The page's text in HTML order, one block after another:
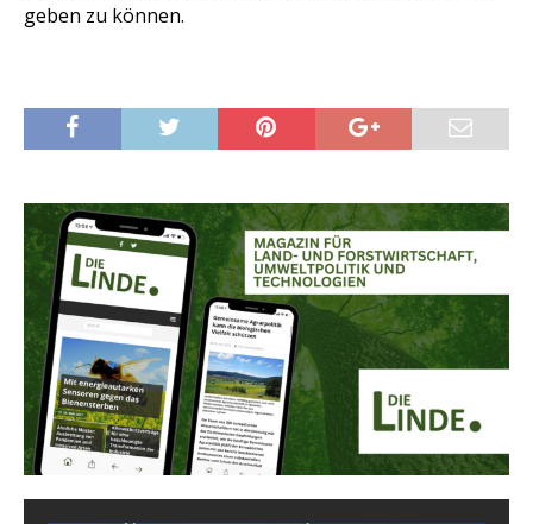
geben zu können.